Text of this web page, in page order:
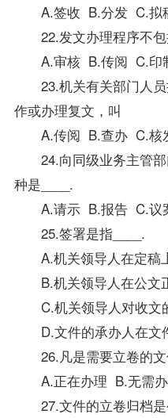
A.签收 B.分发 C.拟
22.发文办理程序不
A.审核 B.传阅 C.印
23.机关有关部门人员
作或办理复文，叫
A.传阅 B.查办 C.核
24.向同级业务主管部
种是____.
A.请示 B.报告 C.议
25.签署是指____.
A.机关领导人在定稿
B.机关领导人在公文
C.机关领导人对收文
D.文件的承办人在文
26.凡是需要立卷的文
A.正在办理 B.无需办
27.文件的立卷归档是